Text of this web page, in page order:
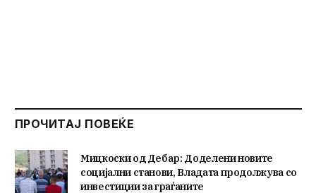
ПРОЧИТАЈ ПОВЕЌЕ
Мицкоски од Дебар: Доделени новите
социјални станови, Владата продолжува со
инвестиции за граѓаните